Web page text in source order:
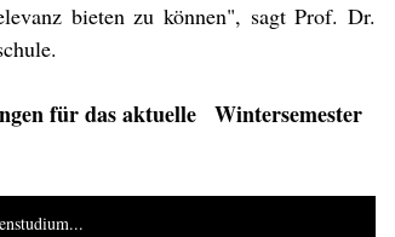
bieten zu können", sagt Prof. Dr.
für das aktuelle   Wintersemester